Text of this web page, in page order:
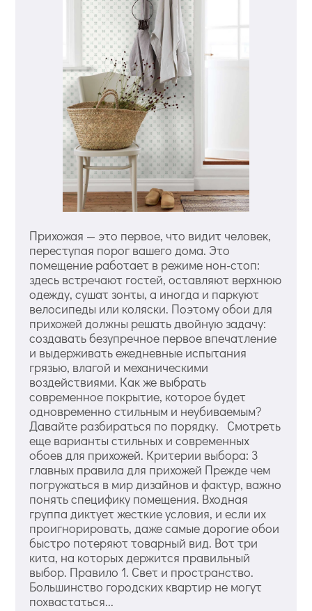
Прихожая — это первое, что видит человек,
переступая порог вашего дома. Это
помещение работает в режиме нон-стоп:
здесь встречают гостей, оставляют верхнюю
одежду, сушат зонты, а иногда и паркуют
велосипеды или коляски. Поэтому обои для
прихожей должны решать двойную задачу:
создавать безупречное первое впечатление
и выдерживать ежедневные испытания
грязью, влагой и механическими
воздействиями. Как же выбрать
современное покрытие, которое будет
одновременно стильным и неубиваемым?
Давайте разбираться по порядку. Смотреть
еще варианты стильных и современных
обоев для прихожей. Критерии выбора: 3
главных правила для прихожей Прежде чем
погружаться в мир дизайнов и фактур, важно
понять специфику помещения. Входная
группа диктует жесткие условия, и если их
проигнорировать, даже самые дорогие обои
быстро потеряют товарный вид. Вот три
кита, на которых держится правильный
выбор. Правило 1. Свет и пространство.
Большинство городских квартир не могут
похвастаться...